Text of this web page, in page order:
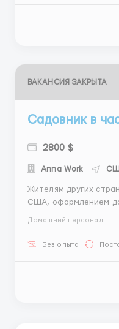
ВАКАНСИЯ ЗАКРЫТА
Садовник в
2800 $
Anna Work
Жителям других
США, оформлением
растениями - полив Требования: - мужчина 28-60
Домашний персонал
Без опыта